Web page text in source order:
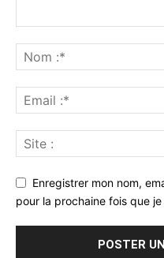
Enregistrer mon nom,
pour la prochaine fois que